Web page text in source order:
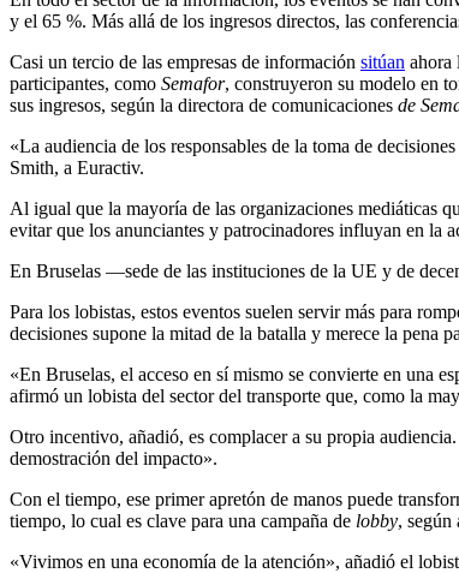
y el 65 %. Más allá de los ingresos directos, las
Casi un tercio de las empresas de información sitúan ahora
participantes, como Semafor, construyeron su modelo en
sus ingresos, según la directora de comunicaciones de
«La audiencia de los responsables de la toma de
Smith, a Euractiv.
Al igual que la mayoría de las organizaciones mediáticas
evitar que los anunciantes y patrocinadores influyan en la
En Bruselas —sede de las instituciones de la UE y de
Para los lobistas, estos eventos suelen servir más para
decisiones supone la mitad de la batalla y merece la pena
«En Bruselas, el acceso en sí mismo se convierte en una
afirmó un lobista del sector del transporte que, como la
Otro incentivo, añadió, es complacer a su propia audiencia.
demostración del impacto».
Con el tiempo, ese primer apretón de manos puede
tiempo, lo cual es clave para una campaña de lobby, según
«Vivimos en una economía de la atención», añadió el